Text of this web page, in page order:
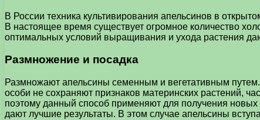
В России техника культивирования апельсинов в
В настоящее время существует огромное количество
оптимальных условий выращивания и ухода растения
Размножение и посадка
Размножают апельсины семенным и вегетативным
особи не сохраняют признаков материнских растений,
поэтому данный способ применяют для получения
дают лучшие результаты. В этом случае апельсины